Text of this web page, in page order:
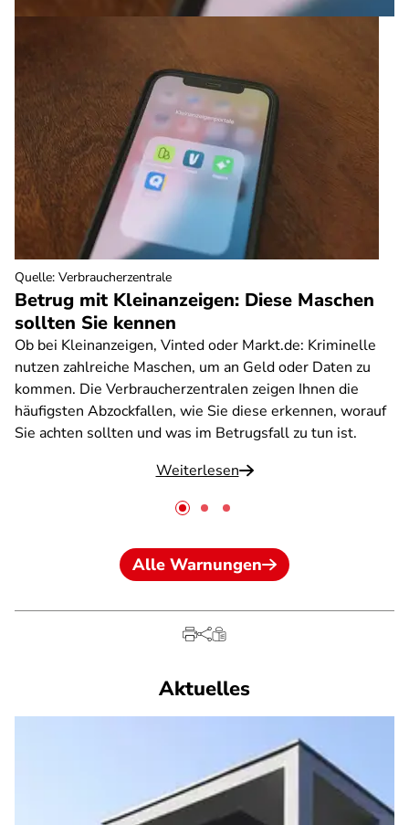
Betrug mit Kleinanzeigen: Diese Maschen
sollten Sie kennen
Ob bei Kleinanzeigen, Vinted oder Markt.de: Kriminelle
nutzen zahlreiche Maschen, um an Geld oder Daten zu
kommen. Die Verbraucherzentralen zeigen Ihnen die
häufigsten Abzockfallen, wie Sie diese erkennen, worauf
Sie achten sollten und was im Betrugsfall zu tun ist.
Weiterlesen
Quelle: Verbraucherzentrale
Alle Warnungen
Aktuelles